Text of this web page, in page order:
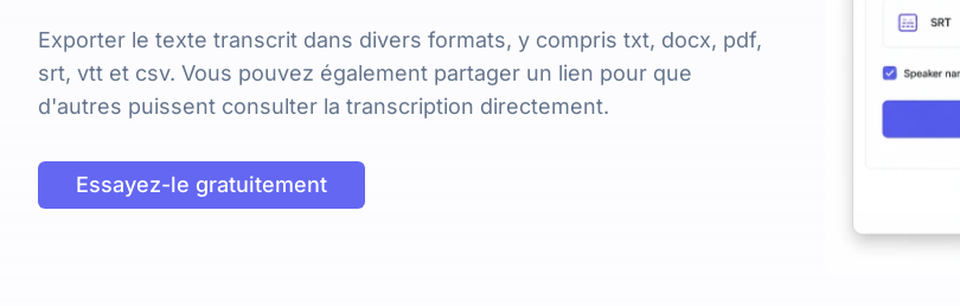
Exporter le texte transcrit dans divers formats, y compris txt, docx, pdf,
srt, vtt et csv. Vous pouvez également partager un lien pour que
d'autres puissent consulter la transcription directement.
Essayez-le gratuitement